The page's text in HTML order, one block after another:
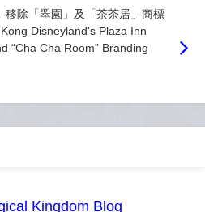
移除「翠園」及「茶茶居」商標
Disneyland's Plaza Inn
“Cha Cha Room” Branding
Kingdom Blog